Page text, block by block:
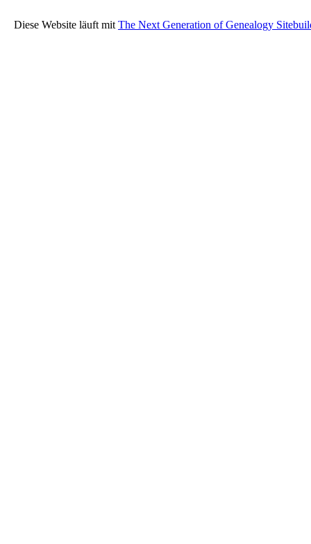
Diese Website läuft mit The Next Generation of Genealogy